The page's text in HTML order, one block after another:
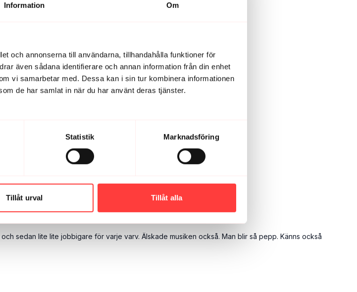
Information Om
och annonserna till användarna, tillhandahålla funktioner för
även sådana identifierare och annan information från din enhet
vi samarbetar med. Dessa kan i sin tur kombinera informationen
de har samlat in när du har använt deras tjänster.
Statistik Marknadsföring
Tillåt urval Tillåt alla
sedan lite lite jobbigare för varje varv. Älskade musiken också. Man blir så pepp. Känns också